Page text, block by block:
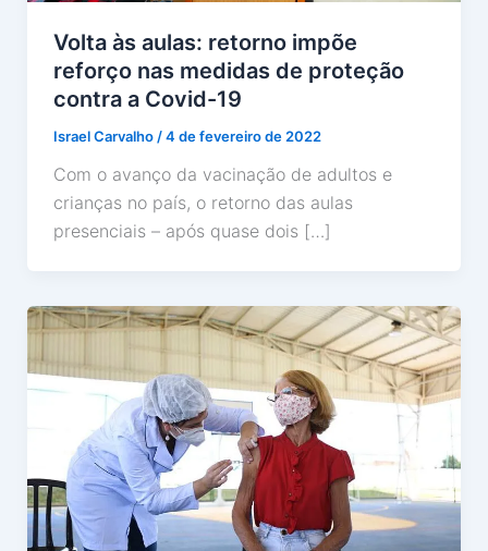
Volta às aulas: retorno impõe
reforço nas medidas de proteção
contra a Covid-19
Israel Carvalho /4 de fevereiro de 2022
Com o avanço da vacinação de adultos e
crianças no país, o retorno das aulas
presenciais – após quase dois […]